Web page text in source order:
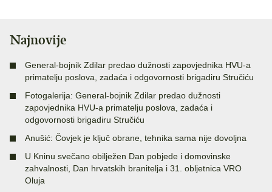
Najnovije
General-bojnik Zdilar predao dužnosti zapovjednika HVU-a
primatelju poslova, zadaća i odgovornosti brigadiru Stručiću
Fotogalerija: General-bojnik Zdilar predao dužnosti
zapovjednika HVU-a primatelju poslova, zadaća i
odgovornosti brigadiru Stručiću
Anušić: Čovjek je ključ obrane, tehnika sama nije dovoljna
U Kninu svečano obilježen Dan pobjede i domovinske
zahvalnosti, Dan hrvatskih branitelja i 31. obljetnica VRO
Oluja